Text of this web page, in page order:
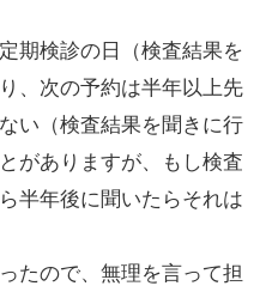
期検診の日（検査結果を
、次の予約は半年以上先
い（検査結果を聞きに行
がありますが、もし検査
半年後に聞いたらそれは
たので、無理を言って担